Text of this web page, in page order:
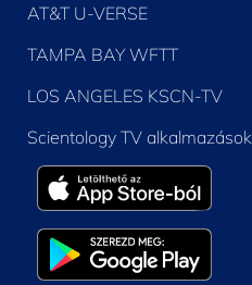
AT&T U-VERSE
TAMPA BAY WFTT
LOS ANGELES KSCN-TV
Scientology TV alkalmazások